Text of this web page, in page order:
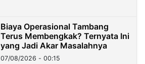
Biaya Operasional Tambang
Terus Membengkak? Ternyata Ini
yang Jadi Akar Masalahnya
07/08/2026 - 00:15